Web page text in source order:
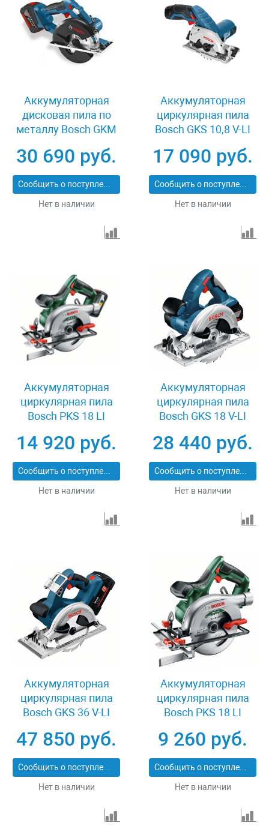
Аккумуляторная
дисковая пила по
металлу Bosch GKM
30 690 руб.
Сообщить о поступлении
Нет в наличии
Аккумуляторная
циркулярная пила
Bosch GKS 10,8 V-LI
17 090 руб.
Сообщить о поступлении
Нет в наличии
Аккумуляторная
циркулярная пила
Bosch PKS 18 LI
14 920 руб.
Сообщить о поступлении
Нет в наличии
Аккумуляторная
циркулярная пила
Bosch GKS 18 V-LI
28 440 руб.
Сообщить о поступлении
Нет в наличии
Аккумуляторная
циркулярная пила
Bosch GKS 36 V-LI
47 850 руб.
Сообщить о поступлении
Нет в наличии
Аккумуляторная
циркулярная пила
Bosch PKS 18 LI
9 260 руб.
Сообщить о поступлении
Нет в наличии